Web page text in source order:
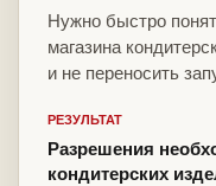
Нужно быстро
магазина
и не переносить
РЕЗУЛЬТАТ
Разрешения
кондитерских